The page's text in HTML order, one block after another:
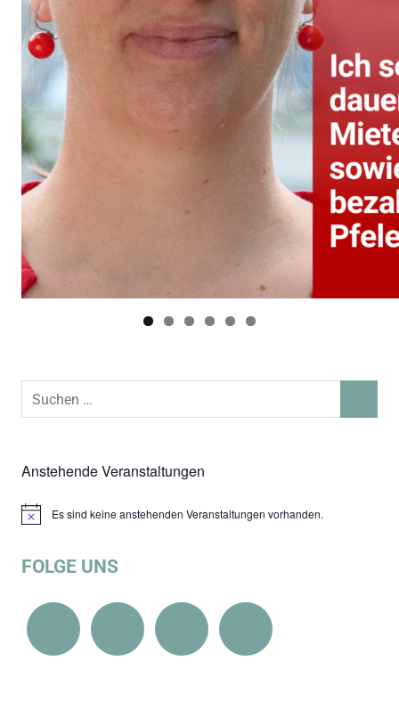
Suchen
Anstehende Veranstaltungen
HinweisEs sind keine anstehenden Veranstaltungen vorhanden.
FOLGE UNS